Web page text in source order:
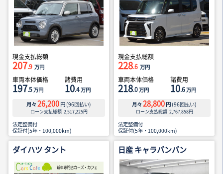
現金支払総額
207.9 万円
車両本体価格
197.5万円
諸費用
10.4万円
月々 26,200 円 (96回払い)
ローン支払総額 2,517,225円
法定整備付
保証付(5年・100,000km)
現金支払総額
228.6 万円
車両本体価格
218.0万円
諸費用
10.6万円
月々 28,800 円 (96回払い)
ローン支払総額 2,767,858円
法定整備付
保証付(5年・100,000km)
ダイハツ タント 日産 キャラバンバン